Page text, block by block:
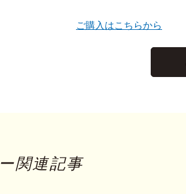
ご購入はこちらから
ー関連記事